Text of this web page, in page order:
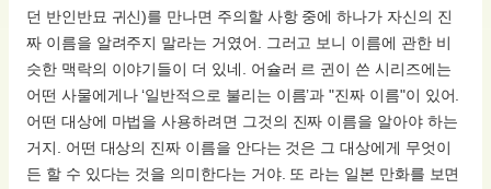
던 반인반묘 귀신)를 만나면 주의할 사항 중에 하나가 자신의 진
짜 이름을 알려주지 말라는 거였어. 그러고 보니 이름에 관한 비
슷한 맥락의 이야기들이 더 있네. 어슐러 르 귄이 쓴 시리즈에는
어떤 사물에게나 ‘일반적으로 불리는 이름’과 "진짜 이름"이 있어.
어떤 대상에 마법을 사용하려면 그것의 진짜 이름을 알아야 하는
거지. 어떤 대상의 진짜 이름을 안다는 것은 그 대상에게 무엇이
든 할 수 있다는 것을 의미한다는 거야. 또 라는 일본 만화를 보면